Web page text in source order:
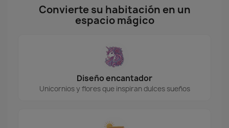
Convierte su habitación en un
espacio mágico
Diseño encantador
Unicornios y flores que inspiran dulces sueños